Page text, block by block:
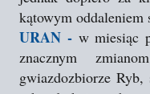
kątowym oddaleniem
URAN -w miesiąc
znacznym
gwiazdozbiorze